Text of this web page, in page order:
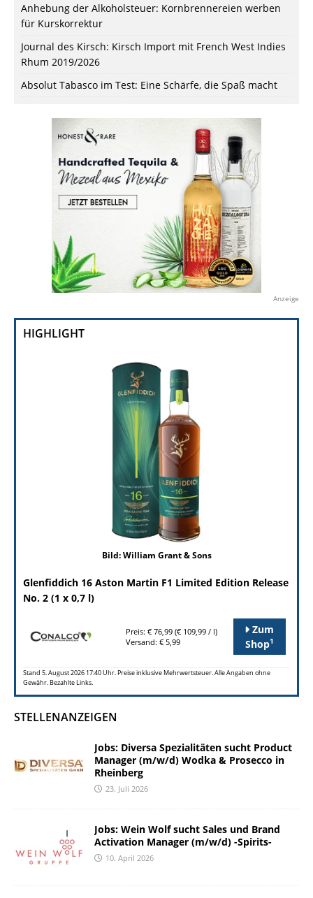
Anhebung der Alkoholsteuer: Kornbrennereien werben
für Kurskorrektur
Journal des Kirsch: Kirsch Import mit French West Indies
Rhum 2019/2026
Absolut Tabasco im Test: Eine Schärfe, die Spaß macht
Anzeige
HIGHLIGHT
Bild: William Grant & Sons
Glenfiddich 16 Aston Martin F1 Limited Edition Release
No. 2 (1 x 0,7 l)
Preis: € 76,99 (€ 109,99 / l)
Versand: € 5,99
Zum
Shop1
Stand 5. August 2026 17:40 Uhr. Preise inklusive Mehrwertsteuer. Alle Angaben ohne
Gewähr. Bezahlte Links.
STELLENANZEIGEN
Jobs: Diversa Spezialitäten sucht Product
Manager (m/w/d) Wodka & Prosecco in
Rheinberg
23. Juli 2026
Jobs: Wein Wolf sucht Sales und Brand
Activation Manager (m/w/d) -Spirits-
10. April 2026